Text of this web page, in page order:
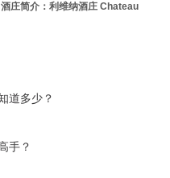
酒庄简介：利维纳酒庄 Chateau
道多少？
手？